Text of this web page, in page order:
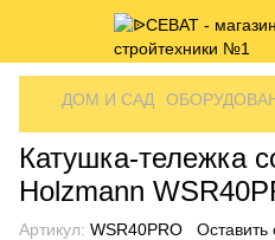
ДОМ И САД
Катушка-тележка
Holzmann
Артикул: WSR40PRO Оставить